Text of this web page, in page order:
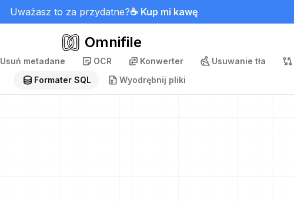
Uważasz to za przydatne?☕ Kup mi kawę
Omnifile
Usuń metadane OCR Konwerter Usuwanie tła
Formater SQL
Wyodrębnij pliki